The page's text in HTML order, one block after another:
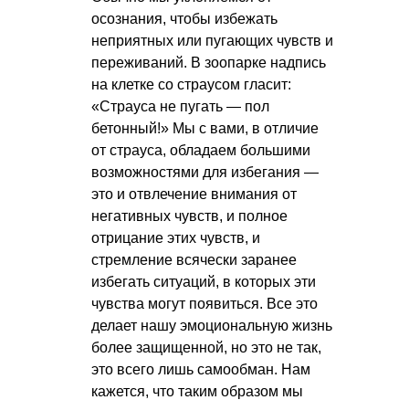
осознания, чтобы избежать
неприятных или пугающих чувств и
переживаний. В зоопарке надпись
на клетке со страусом гласит:
«Страуса не пугать — пол
бетонный!» Мы с вами, в отличие
от страуса, обладаем большими
возможностями для избегания —
это и отвлечение внимания от
негативных чувств, и полное
отрицание этих чувств, и
стремление всячески заранее
избегать ситуаций, в которых эти
чувства могут появиться. Все это
делает нашу эмоциональную жизнь
более защищенной, но это не так,
это всего лишь самообман. Нам
кажется, что таким образом мы